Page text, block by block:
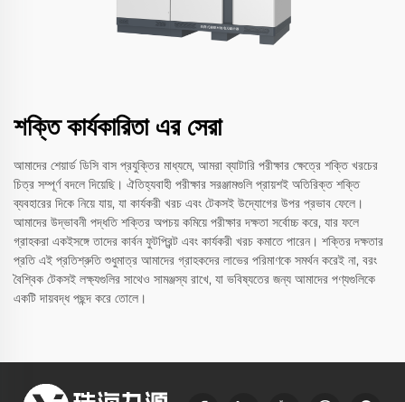
শক্তি কার্যকারিতা এর সেরা
আমাদের শেয়ার্ড ডিসি বাস প্রযুক্তির মাধ্যমে, আমরা ব্যাটারি পরীক্ষার ক্ষেত্রে শক্তি খরচের
চিত্র সম্পূর্ণ বদলে দিয়েছি। ঐতিহ্যবাহী পরীক্ষার সরঞ্জামগুলি প্রায়শই অতিরিক্ত শক্তি
ব্যবহারের দিকে নিয়ে যায়, যা কার্যকরী খরচ এবং টেকসই উদ্যোগের উপর প্রভাব ফেলে।
আমাদের উদ্ভাবনী পদ্ধতি শক্তির অপচয় কমিয়ে পরীক্ষার দক্ষতা সর্বোচ্চ করে, যার ফলে
গ্রাহকরা একইসঙ্গে তাদের কার্বন ফুটপ্রিন্ট এবং কার্যকরী খরচ কমাতে পারেন। শক্তির দক্ষতার
প্রতি এই প্রতিশ্রুতি শুধুমাত্র আমাদের গ্রাহকদের লাভের পরিমাণকে সমর্থন করেই না, বরং
বৈশ্বিক টেকসই লক্ষ্যগুলির সাথেও সামঞ্জস্য রাখে, যা ভবিষ্যতের জন্য আমাদের পণ্যগুলিকে
একটি দায়বদ্ধ পছন্দ করে তোলে।